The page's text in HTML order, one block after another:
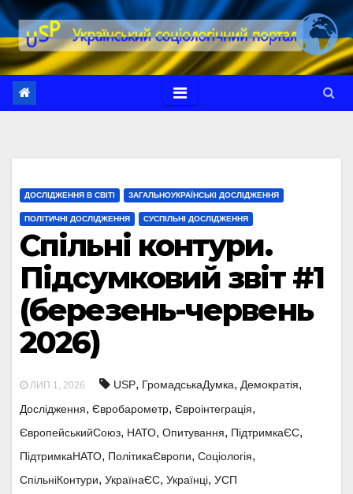
Перейти
до
вмісту
ДОСЛІДЖЕННЯ В СВІТІ ЗАГАЛЬНОУКРАЇНСЬКІ ДОСЛІДЖЕННЯ
ПОЛІТИЧНІ ДОСЛІДЖЕННЯ СУСПІЛЬНІ ДОСЛІДЖЕННЯ
Спільні контури.
Підсумковий звіт #1
(березень-червень
2026)
ЛИП 1, 2026 USP, ГромадськаДумка, Демократія,
Дослідження, Євробарометр, Євроінтеграція,
ЄвропейськийСоюз, НАТО, Опитування, ПідтримкаЄС,
ПідтримкаНАТО, ПолітикаЄвропи, Соціологія,
СпільніКонтури, УкраїнаЄС, Українці, УСП